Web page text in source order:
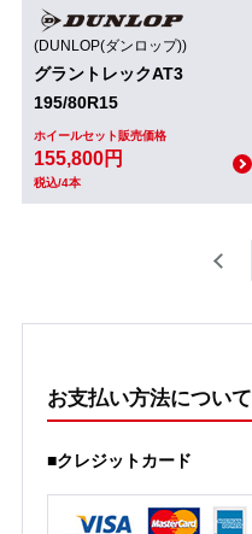
(DUNLOP(ダンロップ))
グラントレックAT3
195/80R15
ホイールセット販売価格
155,800円
税込/4本
お支払い方法について
■クレジットカード